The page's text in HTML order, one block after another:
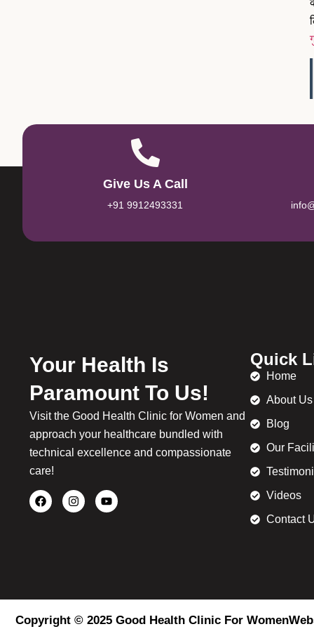
Give Us A Call
+91 9912493331
Your Health Is
Paramount To Us!
Visit the Good Health Clinic for Women and
approach your healthcare bundled with
technical excellence and compassionate
care!
Quick
Home
About Us
Blog
Our
Videos
Contact
Copyright © 2025 Good Health Clinic For Women